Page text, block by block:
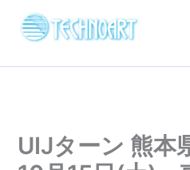
ス
UIJターン 熊本